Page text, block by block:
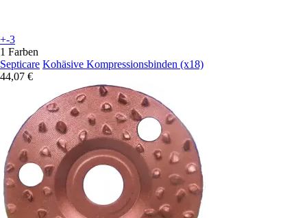
+-3
1 Farben
Septicare Kohäsive Kompressionsbinden (x18)
44,07 €